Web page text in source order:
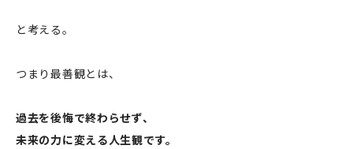
と考える。
つまり最善観とは、
過去を後悔で終わらせず、
未来の力に変える人生観です。